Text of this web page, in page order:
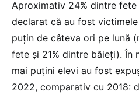
Aproximativ 24% dintre
declarat că au fost
puțin de câteva ori pe lună
fete și 21% dintre băieți). În
mai puțini elevi au fost
2022, comparativ cu 2018: